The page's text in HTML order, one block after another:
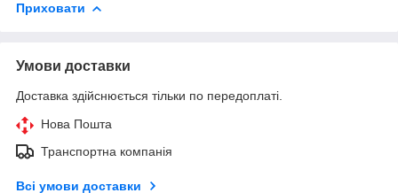
Приховати
Умови доставки
Доставка здійснюється тільки по передоплаті.
Нова Пошта
Транспортна компанія
Всі умови доставки